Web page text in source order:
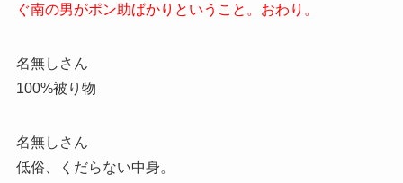
ぐ南の男がポン助ばかりということ。おわり。
名無しさん
100%被り物
名無しさん
低俗、くだらない中身。